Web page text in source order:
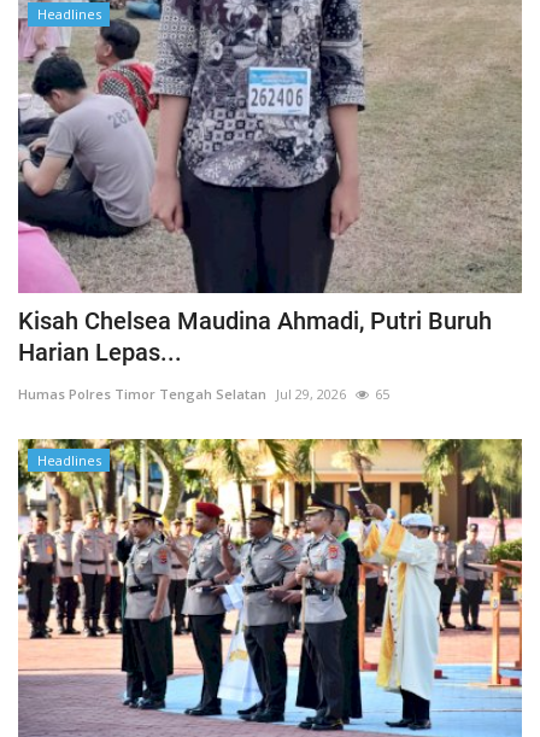
Headlines
Kisah Chelsea Maudina Ahmadi, Putri Buruh
Harian Lepas...
Humas Polres Timor Tengah Selatan Jul 29, 2026 65
Headlines